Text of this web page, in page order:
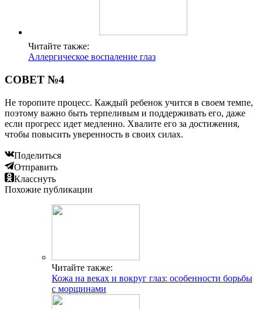
Читайте также:
Аллергическое воспаление глаз
СОВЕТ №4
Не торопите процесс. Каждый ребенок учится в своем темпе,
поэтому важно быть терпеливым и поддерживать его, даже
если прогресс идет медленно. Хвалите его за достижения,
чтобы повысить уверенность в своих силах.
Поделиться
Отправить
Класснуть
Похожие публикации
Читайте также:
Кожа на веках и вокруг глаз: особенности борьбы
с морщинами